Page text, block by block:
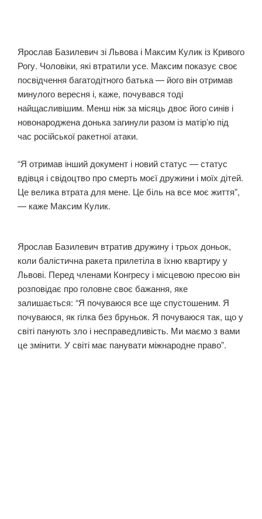
Ярослав Базилевич зі Львова і Максим Кулик із Кривого
Рогу. Чоловіки, які втратили усе. Максим показує своє
посвідчення багатодітного батька — його він отримав
минулого вересня і, каже, почувався тоді
найщасливішим. Менш ніж за місяць двоє його синів і
новонароджена донька загинули разом із матірʼю під
час російської ракетної атаки.
“Я отримав інший документ і новий статус — статус
вдівця і свідоцтво про смерть моєї дружини і моїх дітей.
Це велика втрата для мене. Це біль на все моє життя”,
— каже Максим Кулик.
Ярослав Базилевич втратив дружину і трьох доньок,
коли балістична ракета прилетіла в їхню квартиру у
Львові. Перед членами Конгресу і місцевою пресою він
розповідає про головне своє бажання, яке
залишається: “Я почуваюся все ще спустошеним. Я
почуваюся, як гілка без бруньок. Я почуваюся так, що у
світі панують зло і несправедливість. Ми маємо з вами
це змінити. У світі має панувати міжнародне право”.